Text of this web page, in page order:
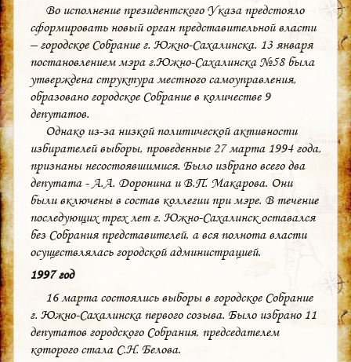
Во исполнение президентского Указа предстояло
сформировать новый орган представительной власти
– городское Собрание г. Южно-Сахалинска. 13 января
постановлением мэра г.Южно-Сахалинска №58 была
утверждена структура местного самоуправления,
образовано городское Собрание в количестве 9
депутатов.
Однако из-за низкой политической активности
избирателей выборы, проведенные 27 марта 1994 года,
признаны несостоявшимися. Было избрано всего два
депутата - А.А. Доронина и В.П. Макарова. Они
были включены в состав коллегии при мэре. В течение
последующих трех лет г. Южно-Сахалинск оставался
без Собрания представителей, а вся полнота власти
осуществлялась городской администрацией.
1997 год
16 марта состоялись выборы в городское Собрание
г. Южно-Сахалинска первого созыва. Было избрано 11
депутатов городского Собрания, председателем
которого стала С.Н. Белова.